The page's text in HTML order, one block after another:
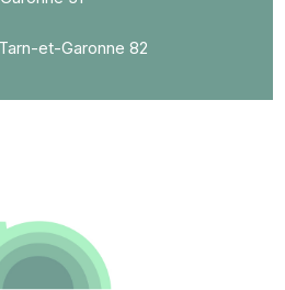
et-Garonne 82